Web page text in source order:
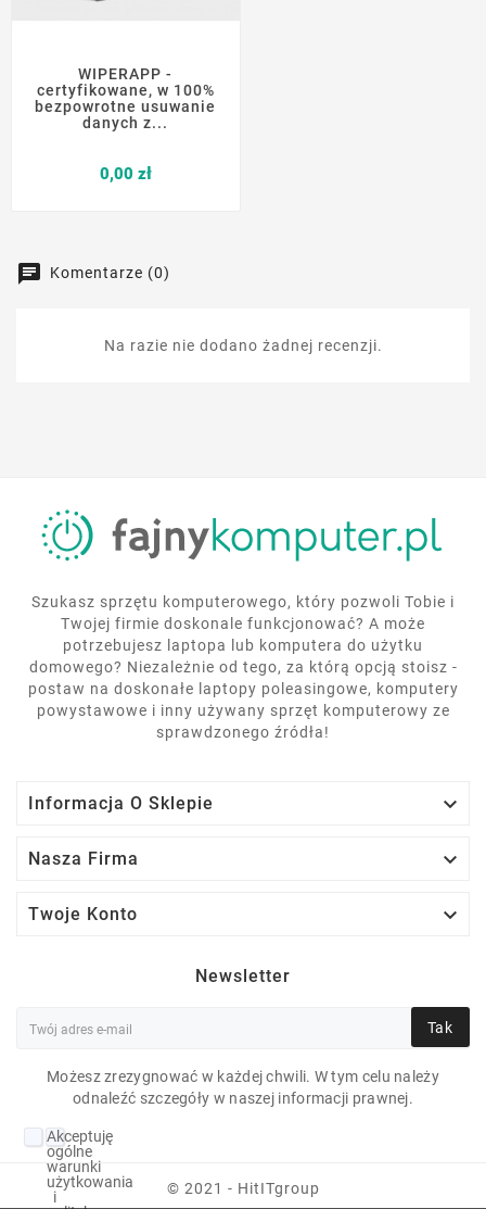
WIPERAPP -
certyfikowane, w 100%
bezpowrotne usuwanie
danych z...
0,00 złCena
Komentarze (0)
Na razie nie dodano żadnej recenzji.
OSX 13" 1440X900 121
Szukasz sprzętu komputerowego, który pozwoli Tobie i
Twojej firmie doskonale funkcjonować? A może
potrzebujesz laptopa lub komputera do użytku
domowego? Niezależnie od tego, za którą opcją stoisz -
postaw na doskonałe laptopy poleasingowe, komputery
powystawowe i inny używany sprzęt komputerowy ze
sprawdzonego źródła!
Informacja O Sklepie 
Nasza Firma 
Twoje Konto 
Newsletter
Tak
Możesz zrezygnować w każdej chwili. W tym celu należy
odnaleźć szczegóły w naszej informacji prawnej.
Akceptuję
ogólne
warunki
użytkowania
i
© 2021 - HitITgroup